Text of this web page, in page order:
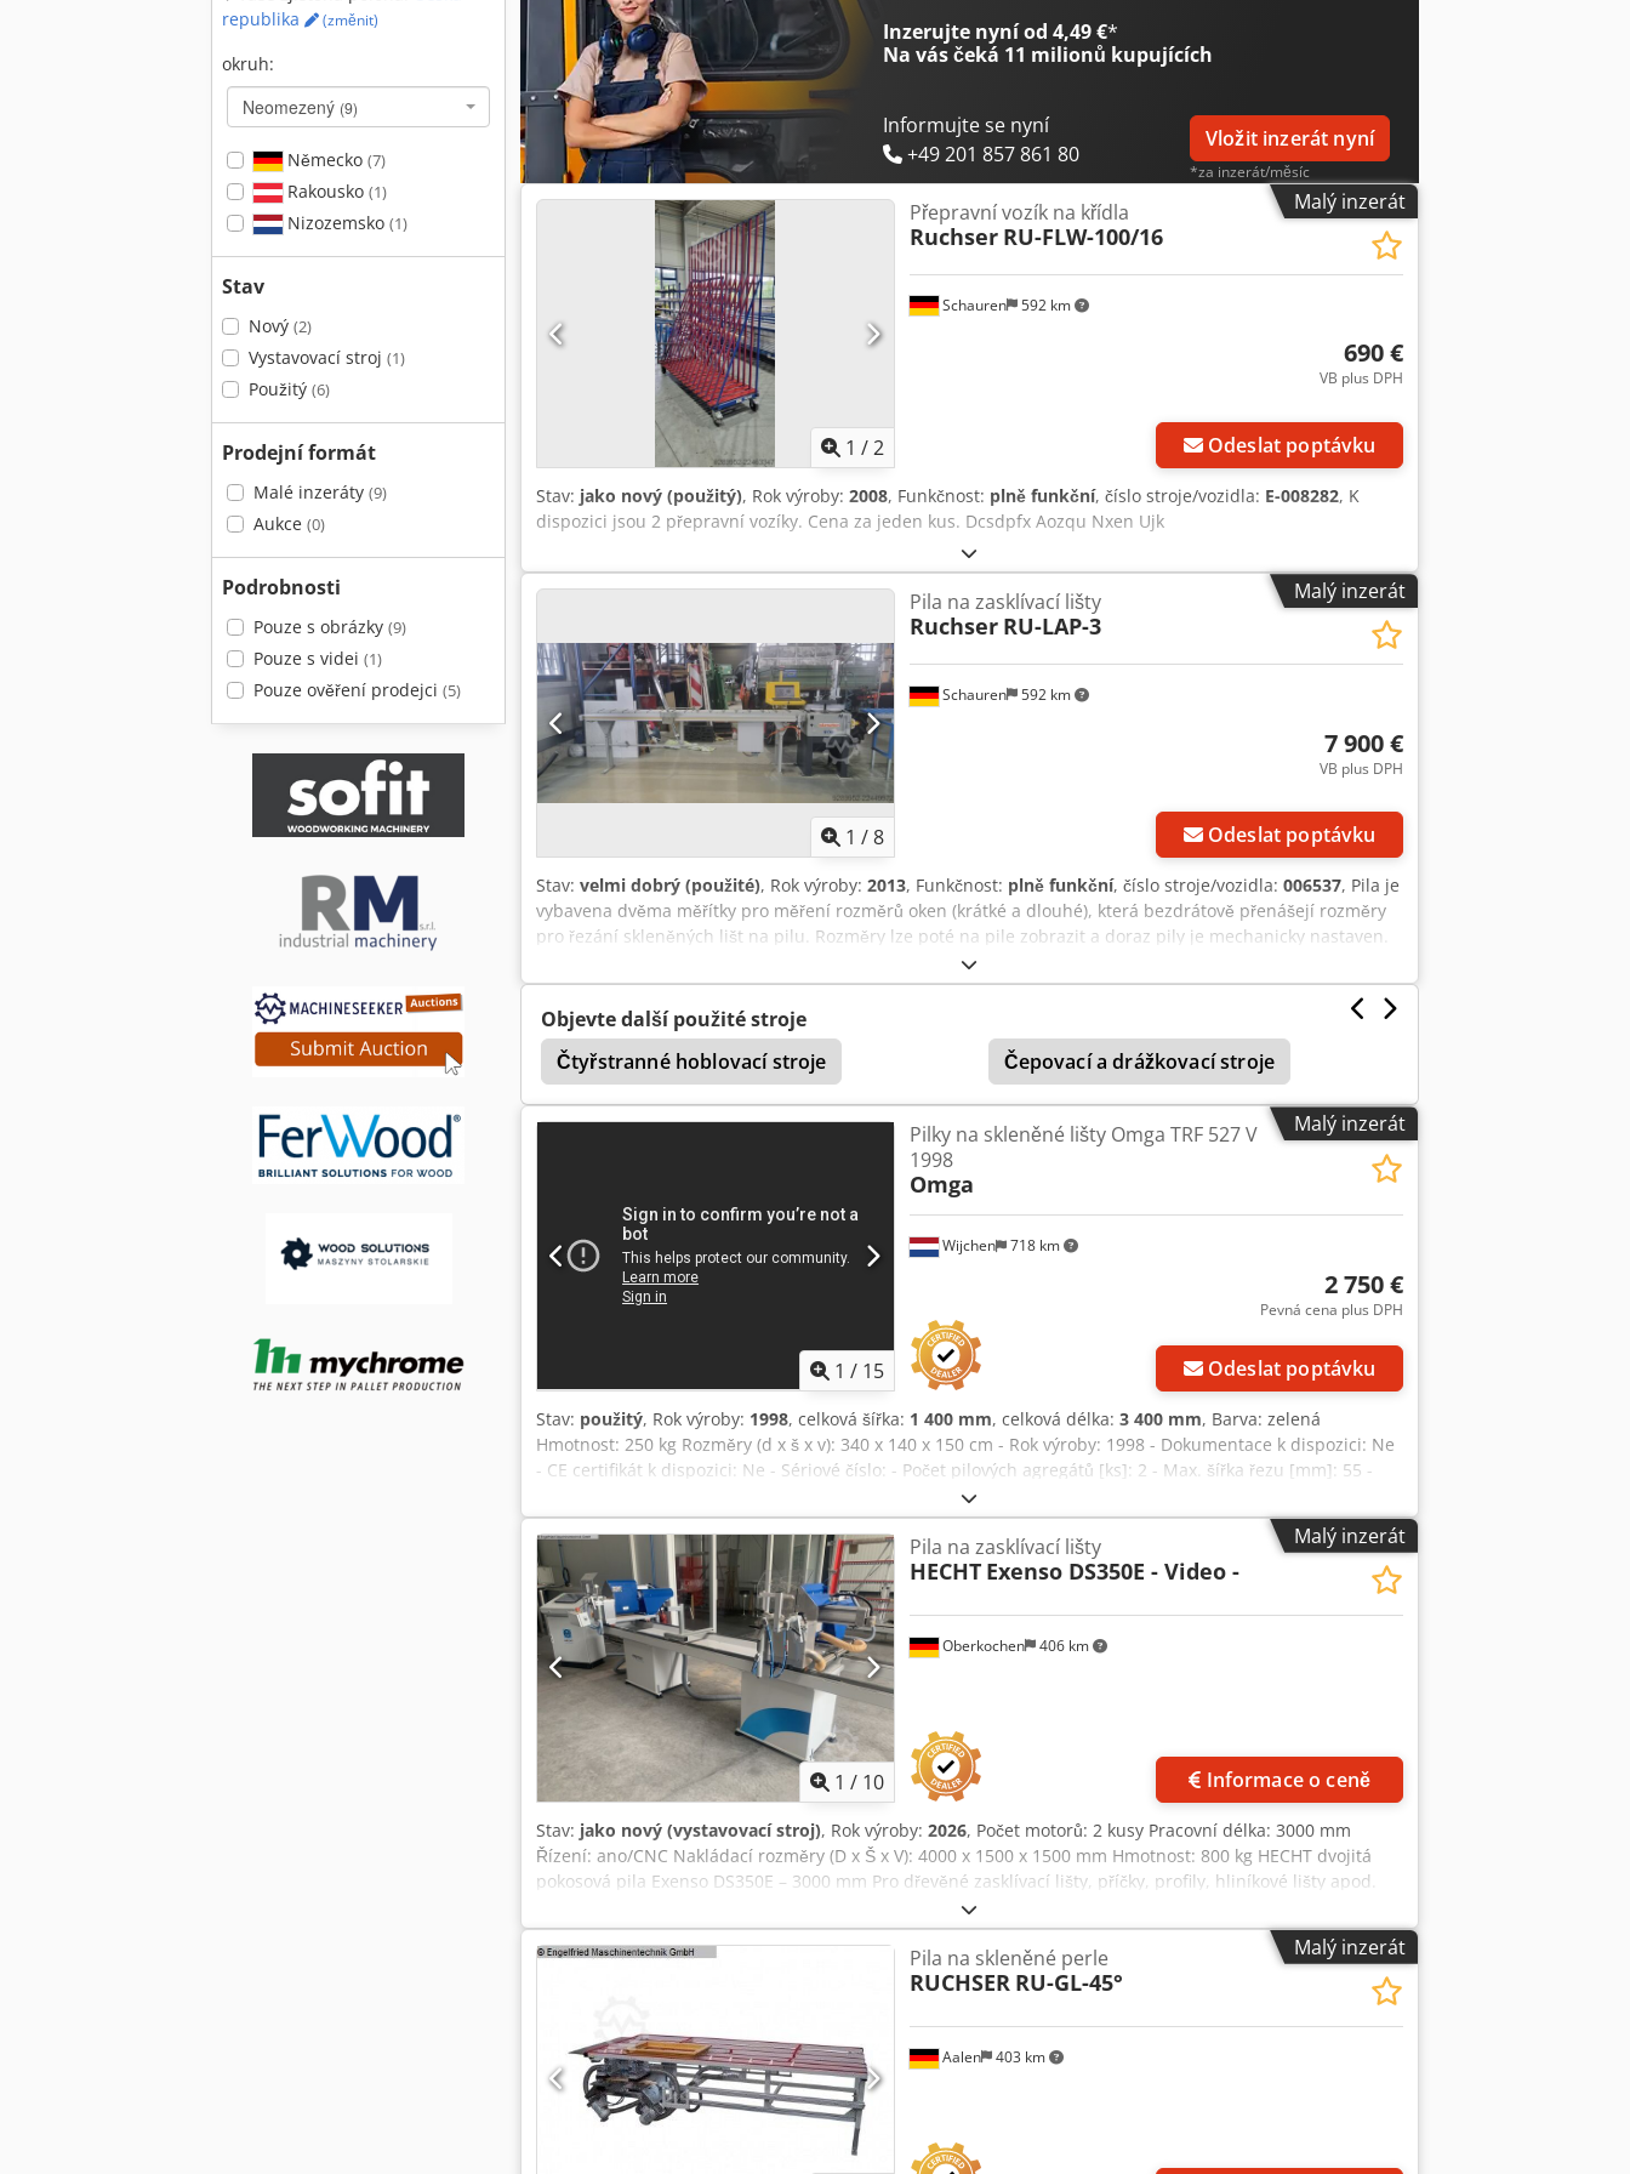
republika
(změnit)
okruh:
Neomezený (9)
Německo (7)
Rakousko (1)
Nizozemsko (1)
Stav
Nový (2)
Vystavovací stroj (1)
Použitý (6)
Prodejní formát
Malé inzeráty (9)
Aukce (0)
Podrobnosti
Pouze s obrázky (9)
Pouze s videi (1)
Pouze ověření prodejci (5)
Inzerujte nyní od 4,49 €*
Na vás čeká 11 milionů kupujících
Informujte se nyní
+49 201 857 861 80
Vložit inzerát nyní
*za inzerát/měsíc
Malý inzerát
Požádat o více
1 /2
Schauren 592 km
Přepravní vozík na křídla
Ruchser RU-FLW-100/16
690 €
VB plus DPH
Odeslat poptávku
Stav: jako nový (použitý), Rok výroby: 2008, Funkčnost: plně funkční, číslo stroje/vozidla: E-008282, K
dispozici jsou 2 přepravní vozíky. Cena za jeden kus. Dcsdpfx Aozqu Nxen Ujk
Malý inzerát
1 /8
Schauren 592 km
Pila na zasklívací lišty
Ruchser RU-LAP-3
7 900 €
VB plus DPH
Odeslat poptávku
Stav: velmi dobrý (použité), Rok výroby: 2013, Funkčnost: plně funkční, číslo stroje/vozidla: 006537, Pila je
vybavena dvěma měřítky pro měření rozměrů oken (krátké a dlouhé), která bezdrátově přenášejí rozměry
pro řezání skleněných lišt na pilu. Rozměry lze poté na pile zobrazit a doraz pily je mechanicky nastaven.
Objevte další použité stroje
Čtyřstranné hoblovací stroje
Čepovací a drážkovací stroje
Malý inzerát
1 / 15
Wijchen 718 km
Pilky na skleněné lišty Omga TRF 527 V
1998
Omga
2 750 €
Pevná cena plus DPH
Odeslat poptávku
Stav: použitý, Rok výroby: 1998, celková šířka: 1 400 mm, celková délka: 3 400 mm, Barva: zelená
Hmotnost: 250 kg Rozměry (d x š x v): 340 x 140 x 150 cm - Rok výroby: 1998 - Dokumentace k dispozici: Ne
- CE certifikát k dispozici: Ne - Sériové číslo: - Počet pilových agregátů [ks]: 2 - Max. šířka řezu [mm]: 55 -
Max. výška řezu [mm]: 110 - Průměr vrtání pilového kotouče [mm]: 30 - Min. průměr pilového kotouče
[mm]: 215 Djdpjzcnpqofx An Ueck - Max. průměr pilového kotouče [mm]: 220 - Počet pneumatických
upínek: 2 - Možnosti: Digitální displej, výkyvný pilový agregát - Minimální úhel naklopení [°]: 0 - Maximální
úhel naklopení [°]: 45 - Napětí [V]: 400 - Příkon [A]: 4 - Jistič [A]: 16 - Výkon [kW]: 2,4 - Transportní rozměry:
3400 mm x 1400 mm x 1500 mm (d x š x v) - Transportní hmotnost [kg]: 250 kg - Počet transportních balíků
[ks]: 1 Finanční informace DPH: Uvedená cena je bez DPH DPH/režim rozdílového zdanění: DPH je
odpočitatelná pro podnikatele Doprava a výkup možné kdykoliv pro všechny průmyslové stroje Yorick
Diebels
Malý inzerát
1 / 10
Oberkochen 406 km
Pila na zasklívací lišty
HECHT Exenso DS350E - Video -
Informace o ceně
Stav: jako nový (vystavovací stroj), Rok výroby: 2026, Počet motorů: 2 kusy Pracovní délka: 3000 mm
Řízení: ano/CNC Nakládací rozměry (D x Š x V): 4000 x 1500 x 1500 mm Hmotnost: 800 kg HECHT dvojitá
pokosová pila Exenso DS350E – 3000 mm Pro dřevěné zasklívací lišty, příčky, profily, hliníkové lišty apod.
Poz. 1.1 Číslo artiklu 942.5103 1 ks HECHT Exenso DS350E - Pracovní délka 3000 mm - Rozsah naklápění
22,5° (vnitřní) až 135° (vnější) - Pravá hlava posuvná - Upnutí pilového kotouče Ø 350 mm - Včetně 1 ks
středové opory Djdpfx Anoyy A Iko Usck - Pneumatické upínání agregátů - Polohovací řízení Exenso DS3 s
15“ dotykovým panelem v prachotěsném boxu - 3osé řízení: 1 podélná osa a 2 naklápěcí osy - Ruční
zadávání řezných údajů - Zpracování dat z řezacího seznamu (datový soubor dle zadání) - Zpracování dat z
měřicích tyčí (rádiové posuvné měřítko GMF) - Ethernetové připojení 10/100 (TCP/IP) - USB rozhraní - Včetně
rozvaděče, motoru a softwarových licencí Poz. 1.2 Číslo artiklu 942.5203 DS podávací zařízení
hydropneumatické Poz. 1.3 Číslo artiklu 723.0121 2 ks DS pilový kotouč na dřevo Šikmý/šikmý/plochý zub –
pozitivní úhel Poz. 1.4 Číslo artiklu 942.5236 2 sady DS upínání obrobků kombinované Kombinované
upínání obrobků sestávající z: Pneumatické naklápěcí upínače – upnutí materiálu shora (volný přístup k
pracovnímu stolu) Pneumatický horizontální upínač – protiotočný upínací válec s tlakovou deskou Upínací
Malý inzerát
Aalen 403 km
Pila na skleněné perle
RUCHSER RU-GL-45°